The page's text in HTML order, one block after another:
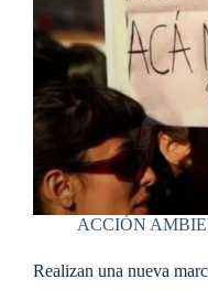
ACCIÓN
Realizan una nueva